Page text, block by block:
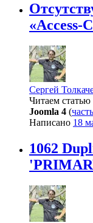
«Access-
Сергей
Читаем статью
Joomla 4 (
Написано 18
1062